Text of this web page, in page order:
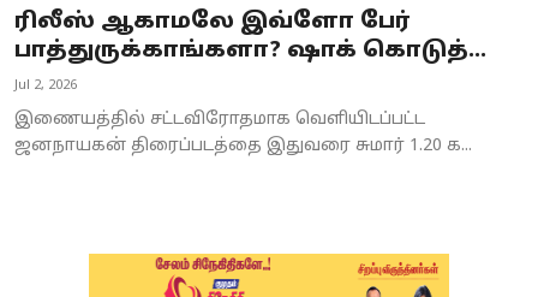
Astrology
Spirituality
Weather
ரிலீஸ் ஆகாமலே இவ்ளோ பேர்
பாத்துருக்காங்களா? ஷாக் கொடுத்...
Jul 2, 2026
இணையத்தில் சட்டவிரோதமாக வெளியிடப்பட்ட
ஜனநாயகன் திரைப்படத்தை இதுவரை சுமார் 1.20 க...